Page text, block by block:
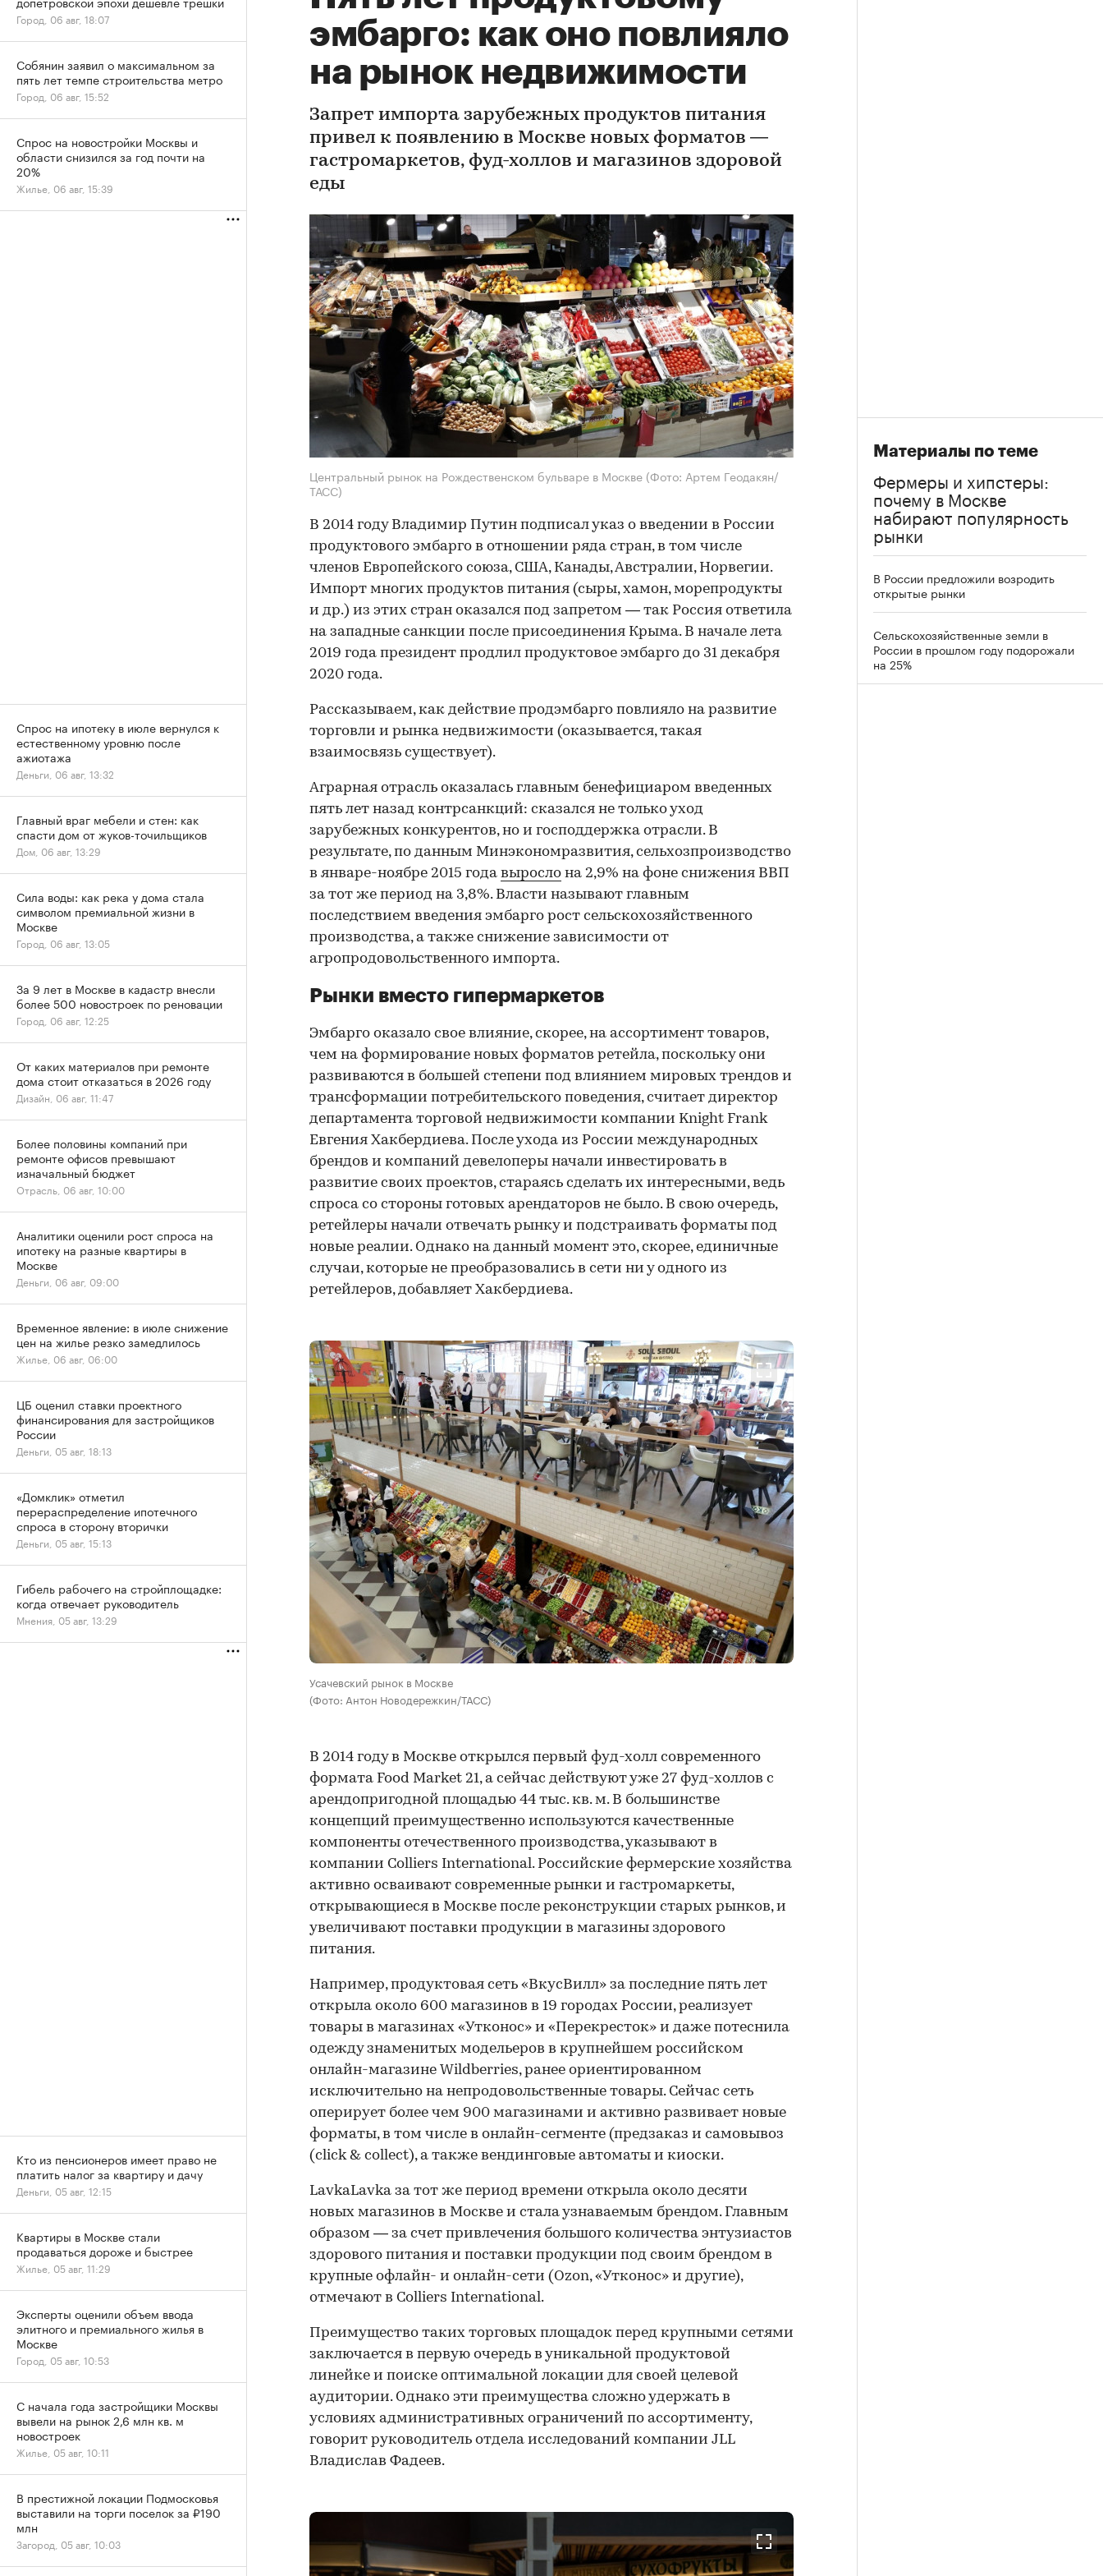
эмбарго: как оно повлияло
на рынок недвижимости
Запрет импорта зарубежных продуктов питания
привел к появлению в Москве новых форматов —
гастромаркетов, фуд-холлов и магазинов здоровой
еды
Центральный рынок на Рождественском бульваре в Москве (Фото: Артем Геодакян/
ТАСС)
В 2014 году Владимир Путин подписал указ о введении в России
продуктового эмбарго в отношении ряда стран, в том числе
членов Европейского союза, США, Канады, Австралии, Норвегии.
Импорт многих продуктов питания (сыры, хамон, морепродукты
и др.) из этих стран оказался под запретом — так Россия ответила
на западные санкции после присоединения Крыма. В начале лета
2019 года президент продлил продуктовое эмбарго до 31 декабря
2020 года.
Рассказываем, как действие продэмбарго повлияло на развитие
торговли и рынка недвижимости (оказывается, такая
взаимосвязь существует).
Аграрная отрасль оказалась главным бенефициаром введенных
пять лет назад контрсанкций: сказался не только уход
зарубежных конкурентов, но и господдержка отрасли. В
результате, по данным Минэкономразвития, сельхозпроизводство
в январе-ноябре 2015 года выросло на 2,9% на фоне снижения ВВП
за тот же период на 3,8%. Власти называют главным
последствием введения эмбарго рост сельскохозяйственного
производства, а также снижение зависимости от
агропродовольственного импорта.
Рынки вместо гипермаркетов
Эмбарго оказало свое влияние, скорее, на ассортимент товаров,
чем на формирование новых форматов ретейла, поскольку они
развиваются в большей степени под влиянием мировых трендов и
трансформации потребительского поведения, считает директор
департамента торговой недвижимости компании Knight Frank
Евгения Хакбердиева. После ухода из России международных
брендов и компаний девелоперы начали инвестировать в
развитие своих проектов, стараясь сделать их интересными, ведь
спроса со стороны готовых арендаторов не было. В свою очередь,
ретейлеры начали отвечать рынку и подстраивать форматы под
новые реалии. Однако на данный момент это, скорее, единичные
случаи, которые не преобразовались в сети ни у одного из
ретейлеров, добавляет Хакбердиева.
Усачевский рынок в Москве
(Фото: Антон Новодережкин/ТАСС)
В 2014 году в Москве открылся первый фуд-холл современного
формата Food Market 21, а сейчас действуют уже 27 фуд-холлов с
арендопригодной площадью 44 тыс. кв. м. В большинстве
концепций преимущественно используются качественные
компоненты отечественного производства, указывают в
компании Colliers International. Российские фермерские хозяйства
активно осваивают современные рынки и гастромаркеты,
открывающиеся в Москве после реконструкции старых рынков, и
увеличивают поставки продукции в магазины здорового
питания.
Например, продуктовая сеть «ВкусВилл» за последние пять лет
открыла около 600 магазинов в 19 городах России, реализует
товары в магазинах «Утконос» и «Перекресток» и даже потеснила
одежду знаменитых модельеров в крупнейшем российском
онлайн-магазине Wildberries, ранее ориентированном
исключительно на непродовольственные товары. Сейчас сеть
оперирует более чем 900 магазинами и активно развивает новые
форматы, в том числе в онлайн-сегменте (предзаказ и самовывоз
(click & collect), а также вендинговые автоматы и киоски.
LavkaLavka за тот же период времени открыла около десяти
новых магазинов в Москве и стала узнаваемым брендом. Главным
образом — за счет привлечения большого количества энтузиастов
здорового питания и поставки продукции под своим брендом в
крупные офлайн- и онлайн-сети (Ozon, «Утконос» и другие),
отмечают в Colliers International.
Преимущество таких торговых площадок перед крупными сетями
заключается в первую очередь в уникальной продуктовой
линейке и поиске оптимальной локации для своей целевой
аудитории. Однако эти преимущества сложно удержать в
условиях административных ограничений по ассортименту,
говорит руководитель отдела исследований компании JLL
Владислав Фадеев.
Материалы по теме
Фермеры и хипстеры:
почему в Москве
набирают популярность
рынки
В России предложили возродить
открытые рынки
Сельскохозяйственные земли в
России в прошлом году подорожали
на 25%
Город, 06 авг, 18:07
Собянин заявил о максимальном за
пять лет темпе строительства метро
Город, 06 авг, 15:52
Спрос на новостройки Москвы и
области снизился за год почти на
20%
Жилье, 06 авг, 15:39
Спрос на ипотеку в июле вернулся к
естественному уровню после
ажиотажа
Деньги, 06 авг, 13:32
Главный враг мебели и стен: как
спасти дом от жуков-точильщиков
Дом, 06 авг, 13:29
Сила воды: как река у дома стала
символом премиальной жизни в
Москве
Город, 06 авг, 13:05
За 9 лет в Москве в кадастр внесли
более 500 новостроек по реновации
Город, 06 авг, 12:25
От каких материалов при ремонте
дома стоит отказаться в 2026 году
Дизайн, 06 авг, 11:47
Более половины компаний при
ремонте офисов превышают
изначальный бюджет
Отрасль, 06 авг, 10:00
Аналитики оценили рост спроса на
ипотеку на разные квартиры в
Москве
Деньги, 06 авг, 09:00
Временное явление: в июле снижение
цен на жилье резко замедлилось
Жилье, 06 авг, 06:00
ЦБ оценил ставки проектного
финансирования для застройщиков
России
Деньги, 05 авг, 18:13
«Домклик» отметил
перераспределение ипотечного
спроса в сторону вторички
Деньги, 05 авг, 15:13
Гибель рабочего на стройплощадке:
когда отвечает руководитель
Мнения, 05 авг, 13:29
Кто из пенсионеров имеет право не
платить налог за квартиру и дачу
Деньги, 05 авг, 12:15
Квартиры в Москве стали
продаваться дороже и быстрее
Жилье, 05 авг, 11:29
Эксперты оценили объем ввода
элитного и премиального жилья в
Москве
Город, 05 авг, 10:53
С начала года застройщики Москвы
вывели на рынок 2,6 млн кв. м
новостроек
Жилье, 05 авг, 10:11
В престижной локации Подмосковья
выставили на торги поселок за ₽190
млн
Загород, 05 авг, 10:03